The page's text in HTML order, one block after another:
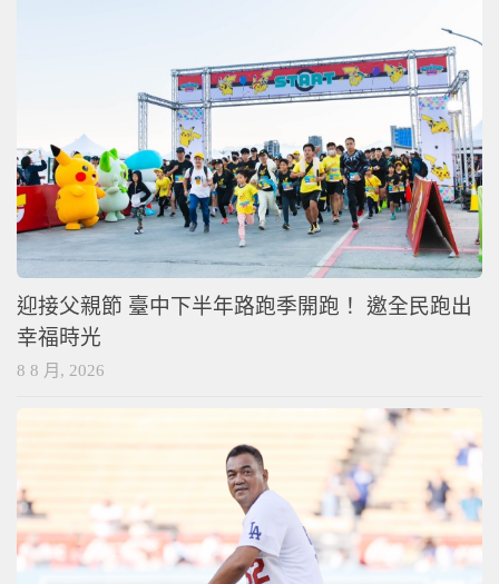
迎接父親節 臺中下半年路跑季開跑！ 邀全民跑出
幸福時光
8 8 月, 2026